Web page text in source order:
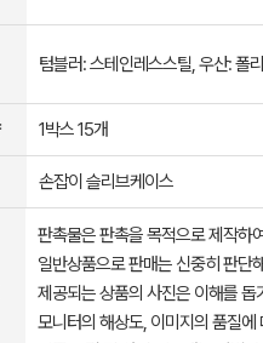
텀블러: 스테인레스스틸, 우산: 폴
1박스 15개
손잡이 슬리브케이스
판촉물은 판촉을 목적으로 제작하
일반상품으로 판매는 신중히 판단
제공되는 상품의 사진은 이해를
모니터의 해상도, 이미지의 품질